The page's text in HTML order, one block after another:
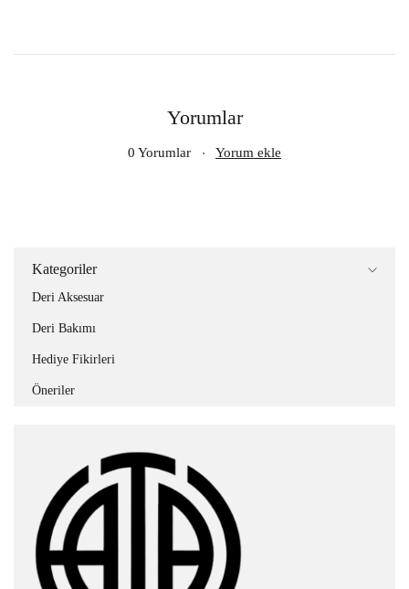
Yorumlar
0 Yorumlar Yorum ekle
Kategoriler
Deri Aksesuar
Deri Bakımı
Hediye Fikirleri
Öneriler